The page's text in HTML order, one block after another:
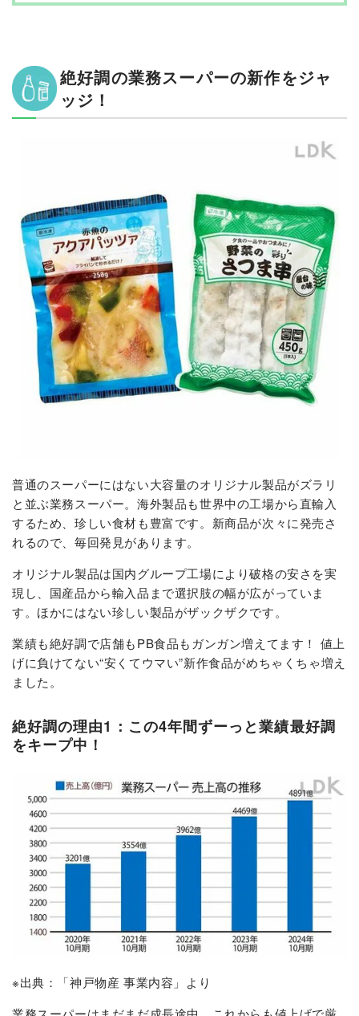
絶好調の業務スーパーの新作をジャ
ッジ！
普通のスーパーにはない大容量のオリジナル製品がズラリ
と並ぶ業務スーパー。海外製品も世界中の工場から直輸入
するため、珍しい食材も豊富です。新商品が次々に発売さ
れるので、毎回発見があります。
オリジナル製品は国内グループ工場により破格の安さを実
現し、国産品から輸入品まで選択肢の幅が広がっていま
す。ほかにはない珍しい製品がザックザクです。
業績も絶好調で店舗もPB食品もガンガン増えてます！ 値上
げに負けてない“安くてウマい”新作食品がめちゃくちゃ増え
ました。
絶好調の理由1：この4年間ずーっと業績最好調
をキープ中！
※出典：「神戸物産 事業内容」より